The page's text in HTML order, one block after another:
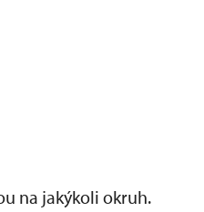
na jakýkoli okruh.